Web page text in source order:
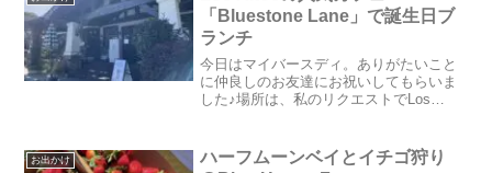
す！ここマウンテンビュ...
「Bluestone Lane」で誕生日ブ
ランチ
今日はマイバースディ。ありがたいこと
に仲良しのお友達にお祝いしてもらいま
した♪場所は、私のリクエストでLos
行列ができるほどの人気店です。オース
トラ...
お出かけ
ハーフムーンベイとイチゴ狩り